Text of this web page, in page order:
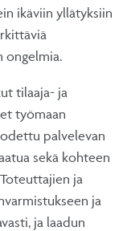
ikäviin yllätyksiin
ongelmia.
tilaaja- ja
työmaan
palvelevan
sekä kohteen
ja
ja
ja laadun